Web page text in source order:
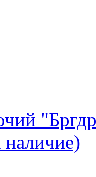
наличие)